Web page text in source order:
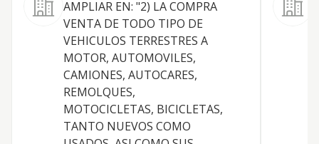
AMPLIAR EN: "2) LA COMPRA
VENTA DE TODO TIPO DE
VEHICULOS TERRESTRES A
MOTOR, AUTOMOVILES,
CAMIONES, AUTOCARES,
REMOLQUES,
MOTOCICLETAS, BICICLETAS,
TANTO NUEVOS COMO